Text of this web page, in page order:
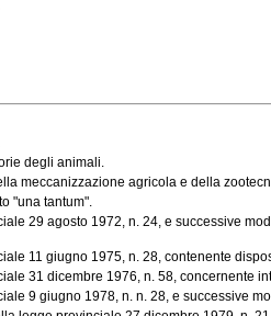
degli animali.
meccanizzazione agricola e della
"una tantum".
29 agosto 1972, n. 24, e successive
11 giugno 1975, n. 28, contenente
31 dicembre 1976, n. 58, concernente
9 giugno 1978, n. n. 28, e successive